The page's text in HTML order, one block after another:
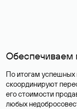
Обеспечиваем
По итогам
скоординируют
его стоимости
любых